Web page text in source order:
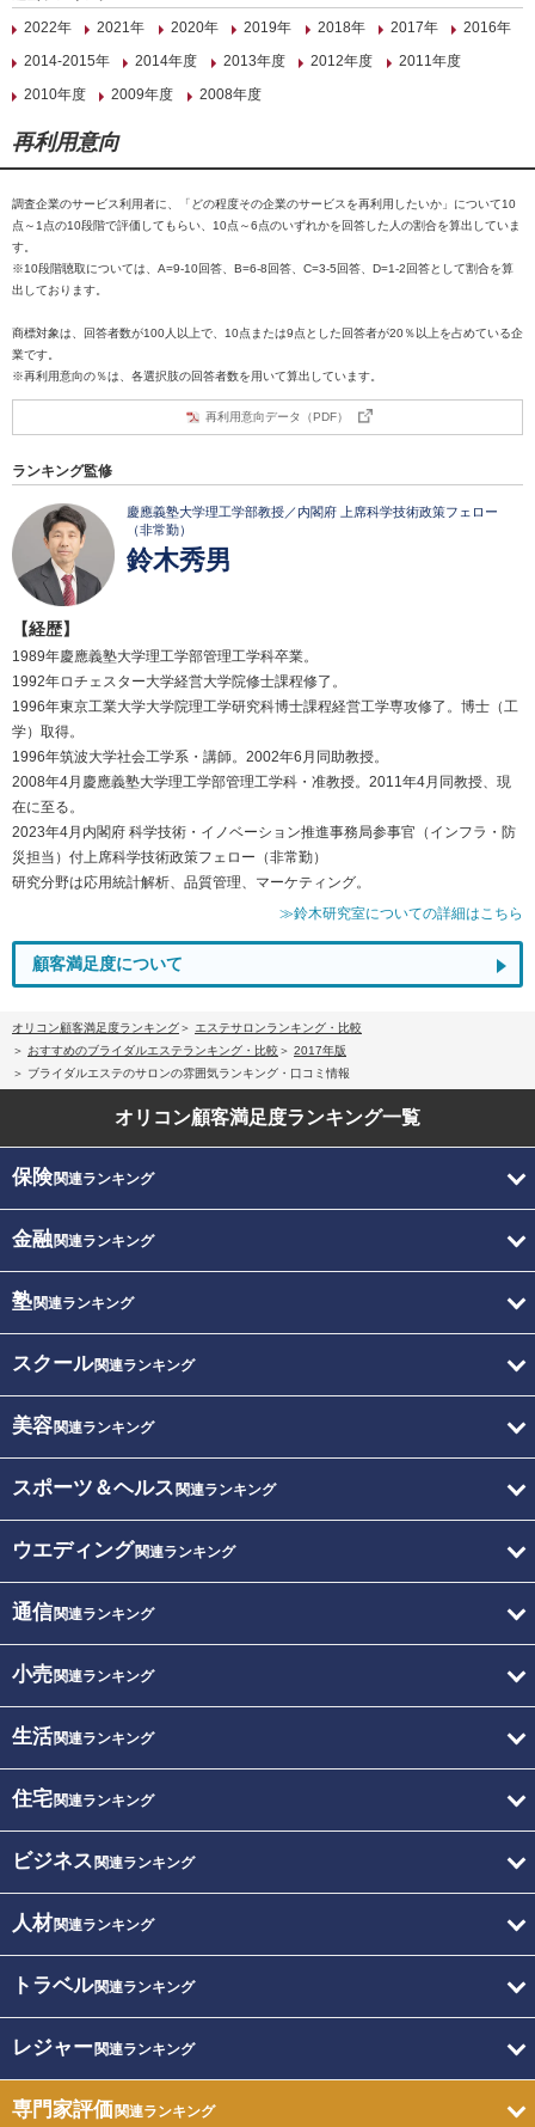
2022年
2021年 2020年 2019年 2018年 2017年
2016年
2014-2015年
2014年度 2013年度 2012年度
2011年度
2010年度
2009年度 2008年度
再利用意向
調査企業のサービス利用者に、「どの程度その企業のサービスを再利用したいか」について10
点～1点の10段階で評価してもらい、10点～6点のいずれかを回答した人の割合を算出していま
す。
※10段階聴取については、A=9-10回答、B=6-8回答、C=3-5回答、D=1-2回答として割合を算
出しております。
商標対象は、回答者数が100人以上で、10点または9点とした回答者が20％以上を占めている企
業です。
※再利用意向の％は、各選択肢の回答者数を用いて算出しています。
再利用意向データ（PDF）
ランキング監修
慶應義塾大学理工学部教授／内閣府 上席科学技術政策フェロー
（非常勤）
鈴木秀男
【経歴】
1989年慶應義塾大学理工学部管理工学科卒業。
1992年ロチェスター大学経営大学院修士課程修了。
1996年東京工業大学大学院理工学研究科博士課程経営工学専攻修了。博士（工
学）取得。
1996年筑波大学社会工学系・講師。2002年6月同助教授。
2008年4月慶應義塾大学理工学部管理工学科・准教授。2011年4月同教授、現
在に至る。
2023年4月内閣府 科学技術・イノベーション推進事務局参事官（インフラ・防
災担当）付上席科学技術政策フェロー（非常勤）
研究分野は応用統計解析、品質管理、マーケティング。
≫鈴木研究室についての詳細はこちら
顧客満足度について
オリコン顧客満足度ランキング
エステサロンランキング・比較
おすすめのブライダルエステランキング・比較
2017年版
ブライダルエステのサロンの雰囲気ランキング・口コミ情報
オリコン顧客満足度ランキング一覧
保険関連ランキング
金融関連ランキング
塾関連ランキング
スクール関連ランキング
美容関連ランキング
スポーツ＆ヘルス 関連ランキング
ウエディング関連ランキング
通信関連ランキング
小売関連ランキング
生活関連ランキング
住宅関連ランキング
ビジネス 関連ランキング
人材関連ランキング
トラベル関連ランキング
レジャー関連ランキング
専門家評価関連ランキング